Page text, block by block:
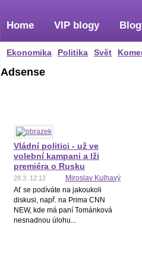
Home
Ekonomika Politika Svět
VIP blogy
Adsense
Vládní politici - už ve
volební kampani a lži
premiéra o Rusku
28.3. 12:12
Miroslav Kulhavý
Ať se podíváte na jakoukoli
diskusi, např. na Prima CNN
NEW, kde má paní Tománková
nesnadnou úlohu...